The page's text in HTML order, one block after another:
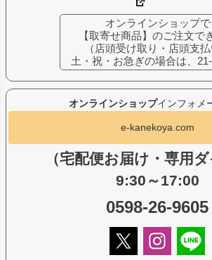
オンラインショップインフォメ
e-kanekoya.com
（宅配便お届け・専用ダ
9:30～17:00
0598-26-9605
オンラインショップで
【取寄せ商品】のご注文で
（店頭受け取り・店頭支払
土・祝・お急ぎの場合は、